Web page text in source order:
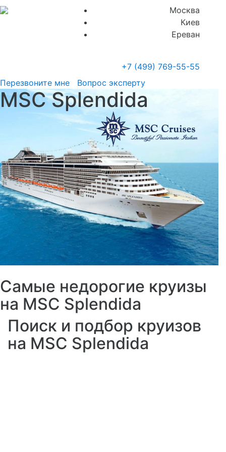
Москва
Киев
Ереван
+7 (499) 769-55-55
Перезвоните мне
Вопрос эксперту
MSC Splendida
Самые недорогие круизы
на MSC Splendida
Поиск и подбор круизов
на MSC Splendida